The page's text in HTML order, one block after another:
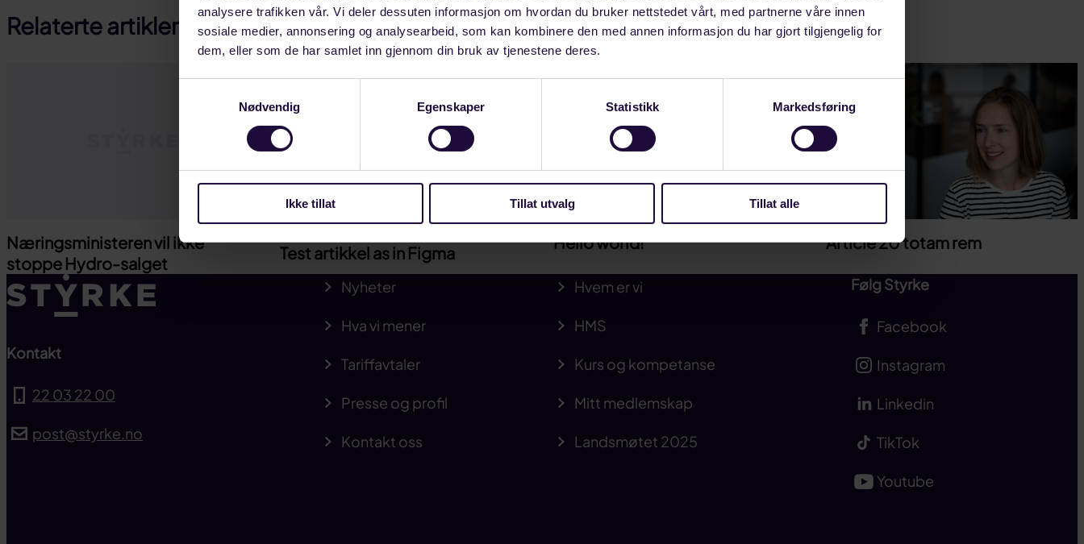
analysere trafikken vår. Vi deler dessuten informasjon om hvordan du bruker nettstedet vårt, med partnerne våre innen
sosiale medier, annonsering og analysearbeid, som kan kombinere den med annen informasjon du har gjort tilgjengelig for
dem, eller som de har samlet inn gjennom din bruk av tjenestene deres.
Nødvendig
Egenskaper Statistikk Markedsføring
Ikke tillat Tillat utvalg Tillat alle
Relaterte artikler
Næringsministeren vil ikke
stoppe Hydro-salget
Test artikkel as in Figma
Hello world! Article 20 totam rem
Kontakt
22 03 22 00
post@styrke.no
Nyheter Hvem er vi
Hva vi mener HMS
Tariffavtaler Kurs og kompetanse
Presse og profil Mitt medlemskap
Kontakt oss Landsmøtet 2025
Følg Styrke
Facebook
Instagram
Linkedin
TikTok
Youtube